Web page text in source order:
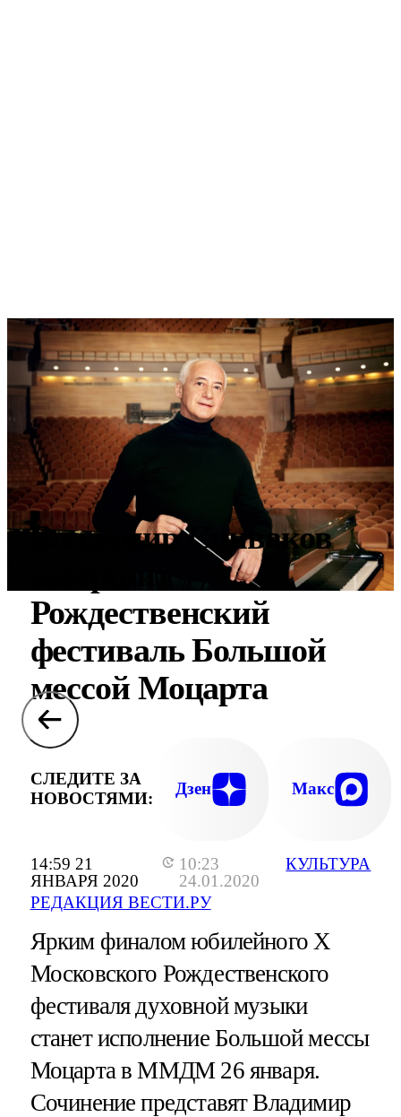
14:59 21
ЯНВАРЯ 2020
10:23
24.01.2020
РЕДАКЦИЯ ВЕСТИ.РУ
КУЛЬТУРА
Владимир Спиваков
Рождественский
фестиваль Большой
мессой Моцарта
СЛЕДИТЕ ЗА
НОВОСТЯМИ:
Дзен Макс
Ярким финалом юбилейного Х
Московского Рождественского
фестиваля духовной музыки
станет исполнение Большой мессы
Моцарта в ММДМ 26 января.
Сочинение представят Владимир